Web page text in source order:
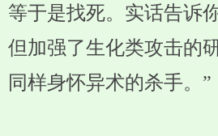
等于是找死。实话告诉
但加强了生化类攻击的
同样身怀异术的杀手。”